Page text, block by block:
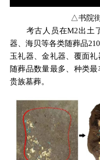
△书院街
考古人员在M2出土了
器、海贝等各类随葬品
玉礼器、金礼器、覆面
随葬品数量最多、种类
贵族墓葬。